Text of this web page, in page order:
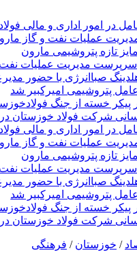
در امور اداری و مالی
عملیات نفت و گاز
تازه پتروشیمی مارون
مدیریت عملیات
صباانرژی با حضور
پتروشیمی امیرکبیر شد
پیکر خسته‌ از جنگ
شرکت فولاد خوزستان
در امور اداری و مالی
عملیات نفت و گاز
تازه پتروشیمی مارون
مدیریت عملیات
صباانرژی با حضور
پتروشیمی امیرکبیر شد
پیکر خسته‌ از جنگ
شرکت فولاد خوزستان
/ خوزستان / فرهنگی